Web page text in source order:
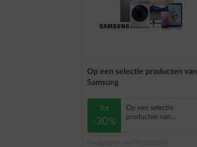
Op een selectie producten van
Samsung
Tot
-30%
Op een selectie
producten van